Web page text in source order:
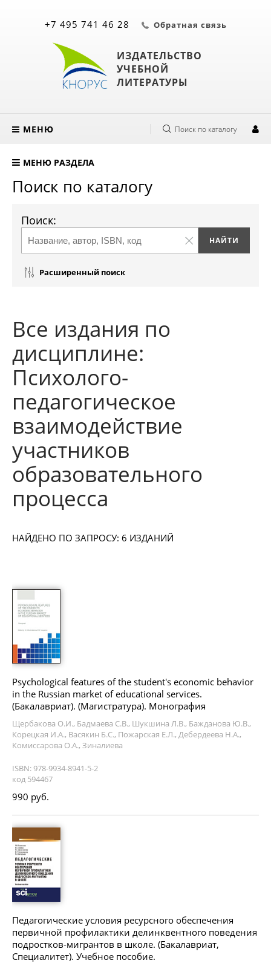
ИЗДАТЕЛЬСТВО
УЧЕБНОЙ
ЛИТЕРАТУРЫ
+7 495 741 46 28 Обратная связь
МЕНЮ Поиск по каталогу
МЕНЮ РАЗДЕЛА
Поиск по каталогу
Поиск:
Расширенный поиск
Все издания по
дисциплине:
Психолого-
педагогическое
взаимодействие
участников
образовательного
процесса
НАЙДЕНО ПО ЗАПРОСУ: 6 ИЗДАНИЙ
Psychological features of the student's economic behavior
in the Russian market of educational services.
(Бакалавриат). (Магистратура). Монография
Щербакова О.И., Бадмаева С.В., Шукшина Л.В., Бажданова Ю.В.,
Корецкая И.А., Васякин Б.С., Пожарская Е.Л., Дебердеева Н.А.,
Комиссарова О.А., Зиналиева
ISBN: 978-9934-8941-5-2
код 594467
990 руб.
Педагогические условия ресурсного обеспечения
первичной профилактики делинквентного поведения
подростков-мигрантов в школе. (Бакалавриат,
Специалитет). Учебное пособие.